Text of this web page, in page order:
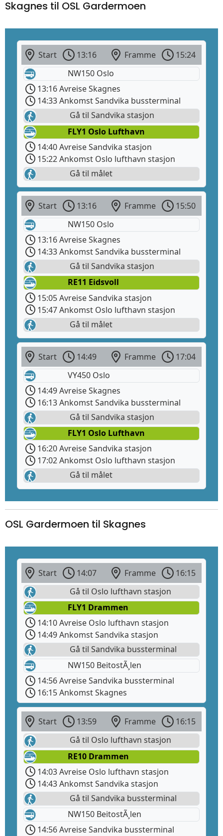
Skagnes til OSL Gardermoen
Start 13:16 Framme
15:24
NW150 Oslo
13:16 Avreise Skagnes
14:33 Ankomst Sandvika bussterminal
Gå til Sandvika stasjon
FLY1 Oslo Lufthavn
14:40 Avreise Sandvika stasjon
15:22 Ankomst Oslo lufthavn stasjon
Gå til målet
Start 13:16 Framme
15:50
NW150 Oslo
13:16 Avreise Skagnes
14:33 Ankomst Sandvika bussterminal
Gå til Sandvika stasjon
RE11 Eidsvoll
15:05 Avreise Sandvika stasjon
15:47 Ankomst Oslo lufthavn stasjon
Gå til målet
Start 14:49 Framme
17:04
VY450 Oslo
14:49 Avreise Skagnes
16:13 Ankomst Sandvika bussterminal
Gå til Sandvika stasjon
FLY1 Oslo Lufthavn
16:20 Avreise Sandvika stasjon
17:02 Ankomst Oslo lufthavn stasjon
Gå til målet
OSL Gardermoen til Skagnes
Start 14:07 Framme
16:15
Gå til Oslo lufthavn stasjon
FLY1 Drammen
14:10 Avreise Oslo lufthavn stasjon
14:49 Ankomst Sandvika stasjon
Gå til Sandvika bussterminal
NW150 BeitostÃ¸len
14:56 Avreise Sandvika bussterminal
16:15 Ankomst Skagnes
Start 13:59 Framme
16:15
Gå til Oslo lufthavn stasjon
RE10 Drammen
14:03 Avreise Oslo lufthavn stasjon
14:43 Ankomst Sandvika stasjon
Gå til Sandvika bussterminal
NW150 BeitostÃ¸len
14:56 Avreise Sandvika bussterminal